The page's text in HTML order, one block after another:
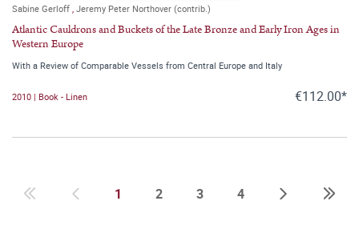
Sabine Gerloff , Jeremy Peter Northover (contrib.)
Atlantic Cauldrons and Buckets of the Late Bronze and Early Iron Ages in
Western Europe
With a Review of Comparable Vessels from Central Europe and Italy
2010 | Book - Linen €112.00*
1 2 3 4